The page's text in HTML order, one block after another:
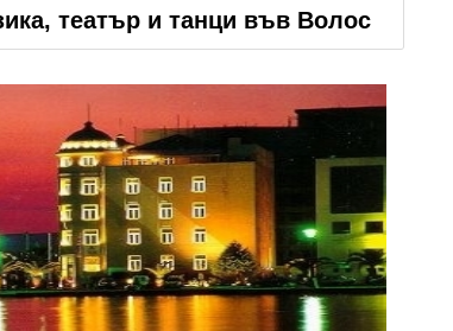
театър и танци във Волос